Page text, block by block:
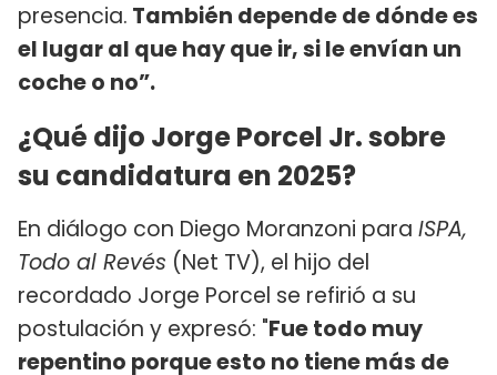
presencia. También depende de dónde es
el lugar al que hay que ir, si le envían un
coche o no”.
¿Qué dijo Jorge Porcel Jr. sobre
su candidatura en 2025?
En diálogo con Diego Moranzoni para ISPA,
Todo al Revés (Net TV), el hijo del
recordado Jorge Porcel se refirió a su
postulación y expresó: "Fue todo muy
repentino porque esto no tiene más de